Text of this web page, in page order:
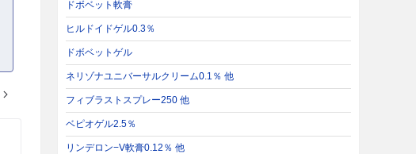
ドボベット軟膏
ヒルドイドゲル0.3％
ドボベットゲル
ネリゾナユニバーサルクリーム0.1％ 他
フィブラストスプレー250 他
ベピオゲル2.5％
リンデロン−V軟膏0.12％ 他